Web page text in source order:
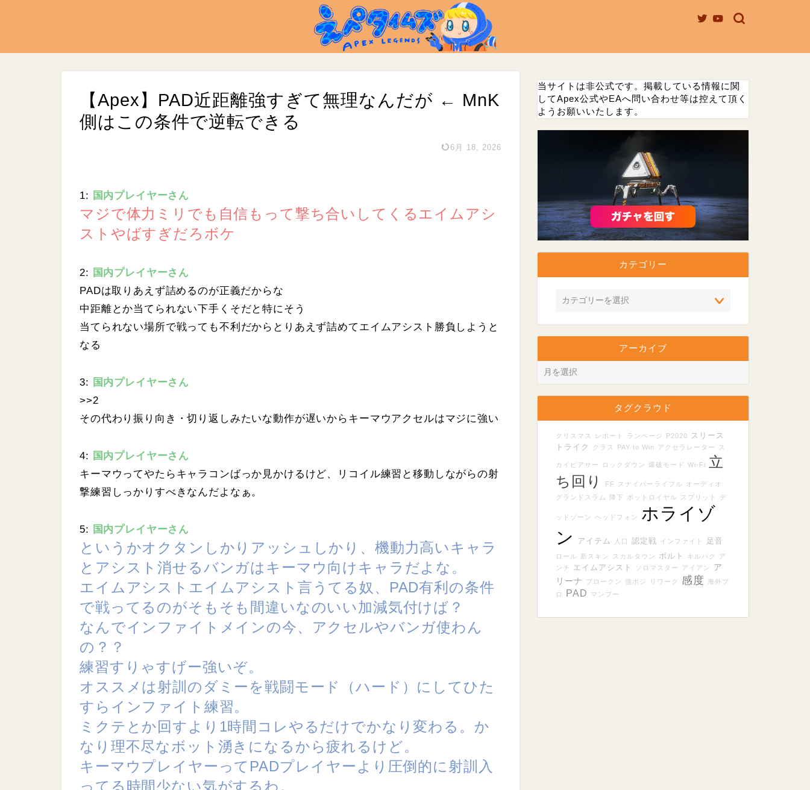
【Apex】PAD近距離強すぎて無理なんだが ← MnK
側はこの条件で逆転できる
6月 18, 2026
1: 国内プレイヤーさん
マジで体力ミリでも自信もって撃ち合いしてくるエイムアシ
ストやばすぎだろボケ
2: 国内プレイヤーさん
PADは取りあえず詰めるのが正義だからな
中距離とか当てられない下手くそだと特にそう
当てられない場所で戦っても不利だからとりあえず詰めてエイムアシスト勝負しようと
なる
3: 国内プレイヤーさん
>>2
その代わり振り向き・切り返しみたいな動作が遅いからキーマウアクセルはマジに強い
4: 国内プレイヤーさん
キーマウってやたらキャラコンばっか見かけるけど、リコイル練習と移動しながらの射
撃練習しっかりすべきなんだよなぁ。
5: 国内プレイヤーさん
というかオクタンしかりアッシュしかり、機動力高いキャラ
とアシスト消せるバンガはキーマウ向けキャラだよな。
エイムアシストエイムアシスト言うてる奴、PAD有利の条件
で戦ってるのがそもそも間違いなのいい加減気付けば？
なんでインファイトメインの今、アクセルやバンガ使わん
の？？
練習すりゃすげー強いぞ。
オススメは射訓のダミーを戦闘モード（ハード）にしてひた
すらインファイト練習。
ミクテとか回すより1時間コレやるだけでかなり変わる。か
なり理不尽なボット湧きになるから疲れるけど。
キーマウプレイヤーってPADプレイヤーより圧倒的に射訓入
ってる時間少ない気がするわ。
当サイトは非公式です。掲載している情報に関
してApex公式やEAへ問い合わせ等は控えて頂く
ようお願いいたします。
カテゴリー
アーカイブ
タグクラウド
クリスマス レポート ランページ P2020 スリース
トライク
クラス PAY to Win アクセラレーター ス
カイピアサー ロックダウン 爆破モード Wi-Fi 立
ち回り
FF スナイパーライフル オーディオ
グランドスラム
降下 ボットロイヤル スプリット デ
ッドゾーン ヘッドフォン
ホライゾ
ン
アイテム 人口 認定戦 インファイト 足音
ロール 新スキン スカルタウン ボルト キルパク
ア
ンチ
エイムアシスト ソロマスター アイアン
ア
リーナ
ブロークン 強ポジ リワーク 感度 海外プ
ロ
PAD マンブー